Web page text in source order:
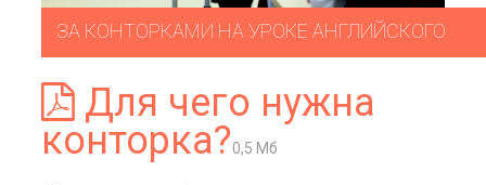
ЗА КОНТОРКАМИ НА УРОКЕ АНГЛИЙСКОГО
Для чего нужна
конторка?0,5 Мб